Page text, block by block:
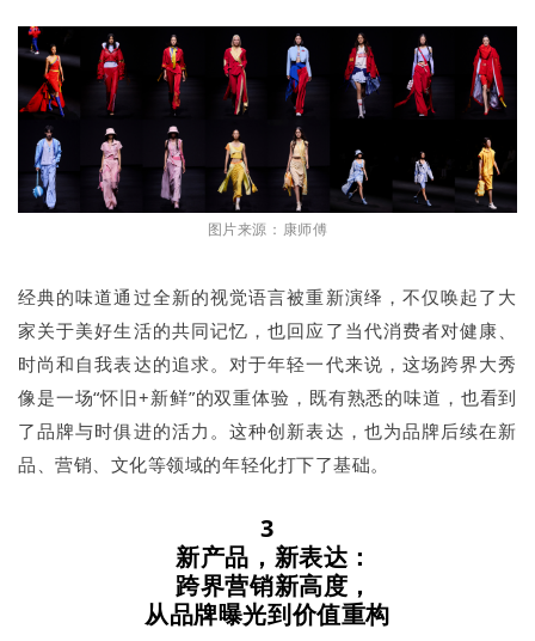
图片来源：康师傅
经典的味道通过全新的视觉语言被重新演绎，不仅唤起了大
家关于美好生活的共同记忆，也回应了当代消费者对健康、
时尚和自我表达的追求。对于年轻一代来说，这场跨界大秀
像是一场“怀旧+新鲜”的双重体验，既有熟悉的味道，也看到
了品牌与时俱进的活力。这种创新表达，也为品牌后续在新
品、营销、文化等领域的年轻化打下了基础。
3
新产品，新表达：
跨界营销新高度，
从品牌曝光到价值重构